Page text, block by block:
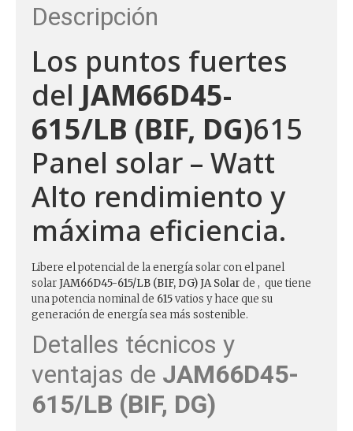
Descripción
Los puntos fuertes
del JAM66D45-
615/LB (BIF, DG)615
Panel solar – Watt
Alto rendimiento y
máxima eficiencia.
Libere el potencial de la energía solar con el panel
solarJAM66D45-615/LB (BIF, DG)JA Solar de , que tiene
una potencia nominal de 615vatios y hace que su
generación de energía sea más sostenible.
Detalles técnicos y
ventajas de JAM66D45-
615/LB (BIF, DG)